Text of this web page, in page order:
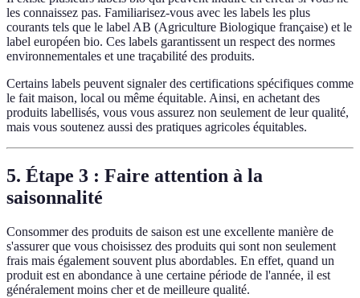
les connaissez pas. Familiarisez-vous avec les labels les plus
courants tels que le label AB (Agriculture Biologique française) et le
label européen bio. Ces labels garantissent un respect des normes
environnementales et une traçabilité des produits.
Certains labels peuvent signaler des certifications spécifiques comme
le fait maison, local ou même équitable. Ainsi, en achetant des
produits labellisés, vous vous assurez non seulement de leur qualité,
mais vous soutenez aussi des pratiques agricoles équitables.
5. Étape 3 : Faire attention à la
saisonnalité
Consommer des produits de saison est une excellente manière de
s'assurer que vous choisissez des produits qui sont non seulement
frais mais également souvent plus abordables. En effet, quand un
produit est en abondance à une certaine période de l'année, il est
généralement moins cher et de meilleure qualité.